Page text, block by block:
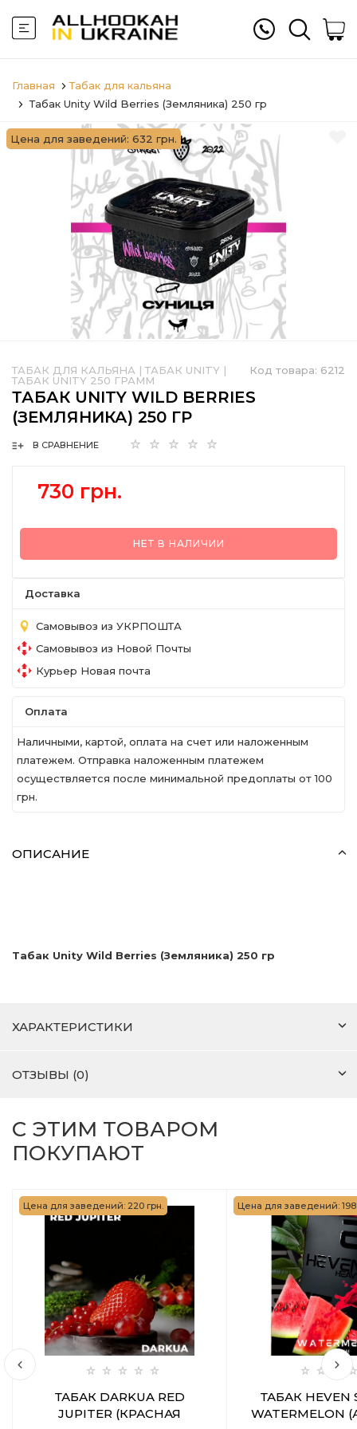
Главная
Табак для кальяна
Табак Unity Wild Berries (Земляника) 250 гр
Цена для заведений: 632 грн.
Код товара: 6212
ТАБАК ДЛЯ КАЛЬЯНА | ТАБАК UNITY |
ТАБАК UNITY 250 ГРАММ
ТАБАК UNITY WILD BERRIES
(ЗЕМЛЯНИКА) 250 ГР
В СРАВНЕНИЕ
730 грн.
НЕТ В НАЛИЧИИ
Доставка
Самовывоз из УКРПОШТА
Самовывоз из Новой Почты
Курьер Новая почта
Оплата
Наличными, картой, оплата на счет или наложенным
платежем. Отправка наложенным платежем
осуществляется после минимальной предоплаты от 100
грн.
ОПИСАНИЕ
Табак Unity Wild Berries (Земляника) 250 гр
ХАРАКТЕРИСТИКИ
ОТЗЫВЫ (0)
С ЭТИМ ТОВАРОМ
ПОКУПАЮТ
Цена для заведений: 220 грн.
ТАБАК DARKUA RED
JUPITER (КРАСНАЯ
Цена для заведений: 198
ТАБАК HEVEN
WATERMELON